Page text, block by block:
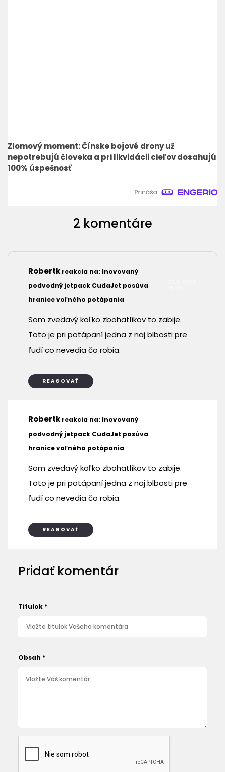
Zlomový moment: Čínske bojové drony už
nepotrebujú človeka a pri likvidácii cieľov dosahujú
100% úspešnosť
2 komentáre
Robertk reakcia na: Inovovaný
podvodný jetpack CudaJet posúva
hranice voľného potápania
Som zvedavý koľko zbohatlíkov to zabije.
Toto je pri potápaní jedna z naj blbosti pre
ľudí co nevedia čo robia.
REAGOVAŤ
Robertk reakcia na: Inovovaný
podvodný jetpack CudaJet posúva
hranice voľného potápania
Som zvedavý koľko zbohatlíkov to zabije.
Toto je pri potápaní jedna z naj blbosti pre
ľudí co nevedia čo robia.
REAGOVAŤ
Pridať komentár
Titulok *
Obsah *